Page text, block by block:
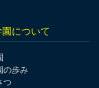
について
の歩み
つ